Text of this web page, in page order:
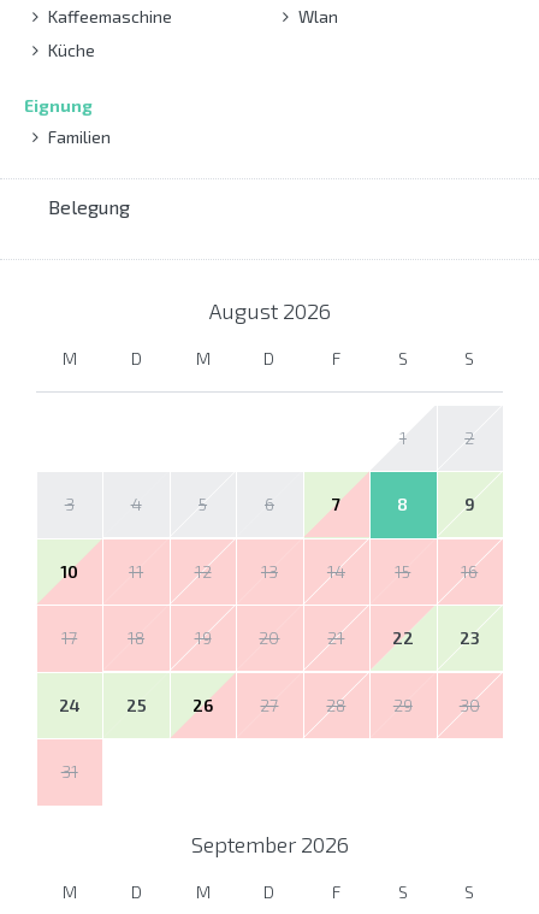
Kaffeemaschine
Küche
Wlan
Eignung
Familien
Belegung
August 2026
M D M D F S S
1 2
3 4 5 6 7 8 9
10 11 12 13 14 15 16
17 18 19 20 21 22 23
24 25 26 27 28 29 30
31
September 2026
M D M D F S S